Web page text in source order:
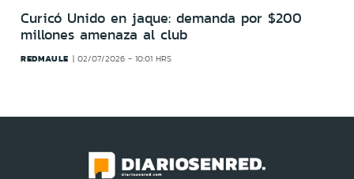
Curicó Unido en jaque: demanda por $200
millones amenaza al club
REDMAULE 02/07/2026 - 10:01 HRS